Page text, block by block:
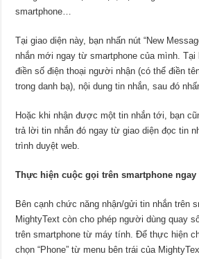
smartphone…
Tại giao diện này, bạn nhấn nút “New
nhắn mới ngay từ smartphone của mình. Tại
điền số điện thoại người nhận (có thể điền
trong danh bạ), nội dung tin nhắn, sau đó
Hoặc khi nhận được một tin nhắn tới, bạn
trả lời tin nhắn đó ngay từ giao diện đọc tin
trình duyệt web.
Thực hiện cuộc gọi trên smartphone
Bên cạnh chức năng nhận/gửi tin nhắn trên
MightyText còn cho phép người dùng quay
trên smartphone từ máy tính. Để thực hiện
chọn “Phone” từ menu bên trái của